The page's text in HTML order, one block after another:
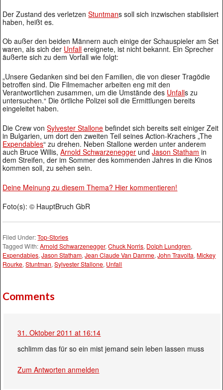
Der Zustand des verletzenStuntmans soll sich inzwischen stabilisiert
haben, heißt es.
Ob außer den beiden Männern auch einige der Schauspieler am Set
waren, als sich der Unfall ereignete, ist nicht bekannt. Ein Sprecher
äußerte sich zu dem Vorfall wie folgt:
„Unsere Gedanken sind bei den Familien, die von dieser Tragödie
betroffen sind. Die Filmemacher arbeiten eng mit den
Verantwortlichen zusammen, um die Umstände des Unfalls zu
untersuchen.“ Die örtliche Polizei soll die Ermittlungen bereits
eingeleitet haben.
Die Crew vonSylvester Stallone befindet sich bereits seit einiger Zeit
in Bulgarien, um dort den zweiten Teil seines Action-Krachers „The
Expendables“ zu drehen. Neben Stallone werden unter anderem
auch Bruce Willis,Arnold Schwarzenegger undJason Statham in
dem Streifen, der im Sommer des kommenden Jahres in die Kinos
kommen soll, zu sehen sein.
Deine Meinung zu diesem Thema? Hier kommentieren!
Foto(s): © HauptBruch GbR
Filed Under:Top-Stories
Tagged With:Arnold Schwarzenegger,Chuck Norris, Dolph Lundgren,
Expendables,Jason Statham,Jean Claude Van Damme,John Travolta, Mickey
Rourke,Stuntman,Sylvester Stallone, Unfall
Comments
31. Oktober 2011 at 16:14
schlimm das für so ein mist jemand sein leben lassen muss
Zum Antworten anmelden